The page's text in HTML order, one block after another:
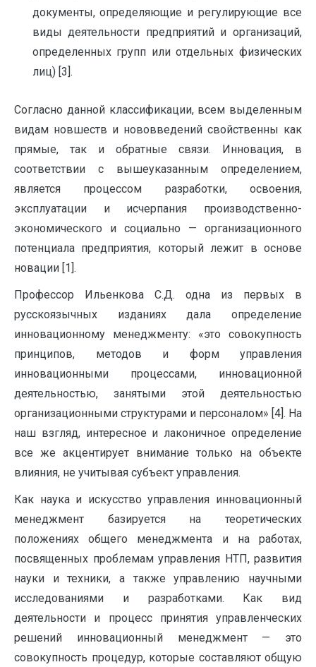
документы, определяющие и регулирующие все
виды деятельности предприятий и организаций,
определенных групп или отдельных физических
лиц) [3].
Согласно данной классификации, всем выделенным
видам новшеств и нововведений свойственны как
прямые, так и обратные связи. Инновация, в
соответствии с вышеуказанным определением,
является процессом разработки, освоения,
эксплуатации и исчерпания производственно-
экономического и социально — организационного
потенциала предприятия, который лежит в основе
новации [1].
Профессор Ильенкова С.Д. одна из первых в
русскоязычных изданиях дала определение
инновационному менеджменту: «это совокупность
принципов, методов и форм управления
инновационными процессами, инновационной
деятельностью, занятыми этой деятельностью
организационными структурами и персоналом» [4]. На
наш взгляд, интересное и лаконичное определение
все же акцентирует внимание только на объекте
влияния, не учитывая субъект управления.
Как наука и искусство управления инновационный
менеджмент базируется на теоретических
положениях общего менеджмента и на работах,
посвященных проблемам управления НТП, развития
науки и техники, а также управлению научными
исследованиями и разработками. Как вид
деятельности и процесс принятия управленческих
решений инновационный менеджмент — это
совокупность процедур, которые составляют общую